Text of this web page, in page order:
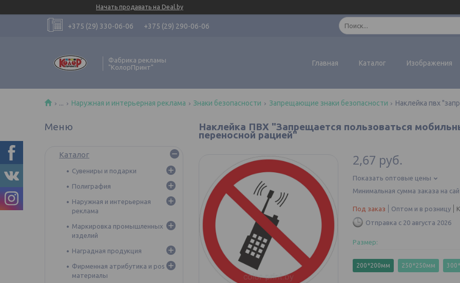
Начать продавать на Deal.by
+375 (29) 330-06-06 +375 (29) 290-06-06
Фабрика рекламы
"КолорПринт"
Главная Каталог Изображения
... Наружная и интерьерная реклама Знаки безопасности Запрещающие знаки безопасности
Наклейка ПВХ "Запрещается пользоваться
переносной рацией"
2,67 руб.
Показать оптовые цены
Минимальная сумма заказа на
Под заказ Оптом и в розницу
Отправка с 20 августа 2026
Размер:
200*200мм 250*250мм
Каталог
Сувениры и подарки
Полиграфия
Наружная и интерьерная
реклама
Маркировка промышленных
изделий
Наградная продукция
Фирменная атрибутика и pos
материалы